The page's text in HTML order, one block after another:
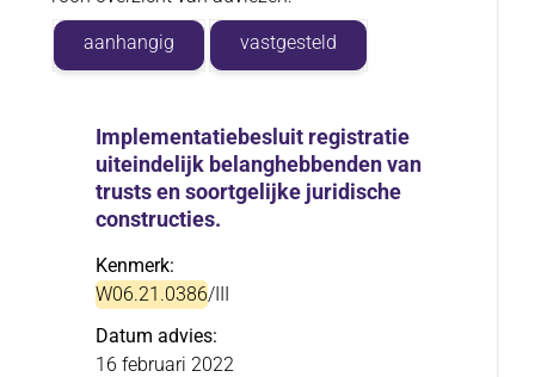
aanhangig vastgesteld
Implementatiebesluit registratie
uiteindelijk belanghebbenden van
trusts en soortgelijke juridische
constructies.
Kenmerk
W06.21.0386/III
Datum advies
16 februari 2022